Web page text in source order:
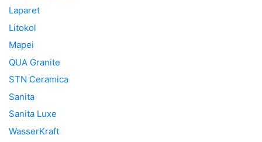
Laparet
Litokol
Mapei
QUA Granite
STN Ceramica
Sanita
Sanita Luxe
WasserKraft